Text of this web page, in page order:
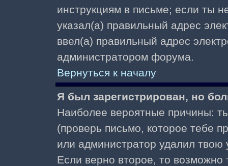
инструкциям в письме; если ты
указал(а) правильный адрес
ввел(а) правильный адрес
администратором форума.
Вернуться к началу
Я был зарегистрирован, но
Наиболее вероятные причины:
(проверь письмо, которое тебе
или администратор удалил твою
Если верно второе, то